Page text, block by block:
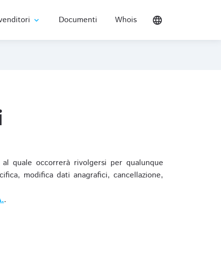
expand_more Documenti Whois language
quale occorrerà rivolgersi per qualunque
modifica dati anagrafici, cancellazione,
.